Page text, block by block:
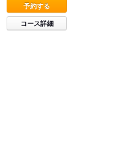
予約する
コース詳細